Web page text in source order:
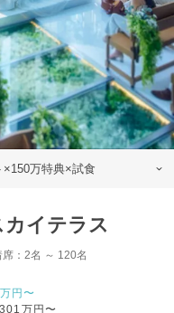
万特典×試食
イテラス
席：2名 ～ 120名
万円〜
301万円〜